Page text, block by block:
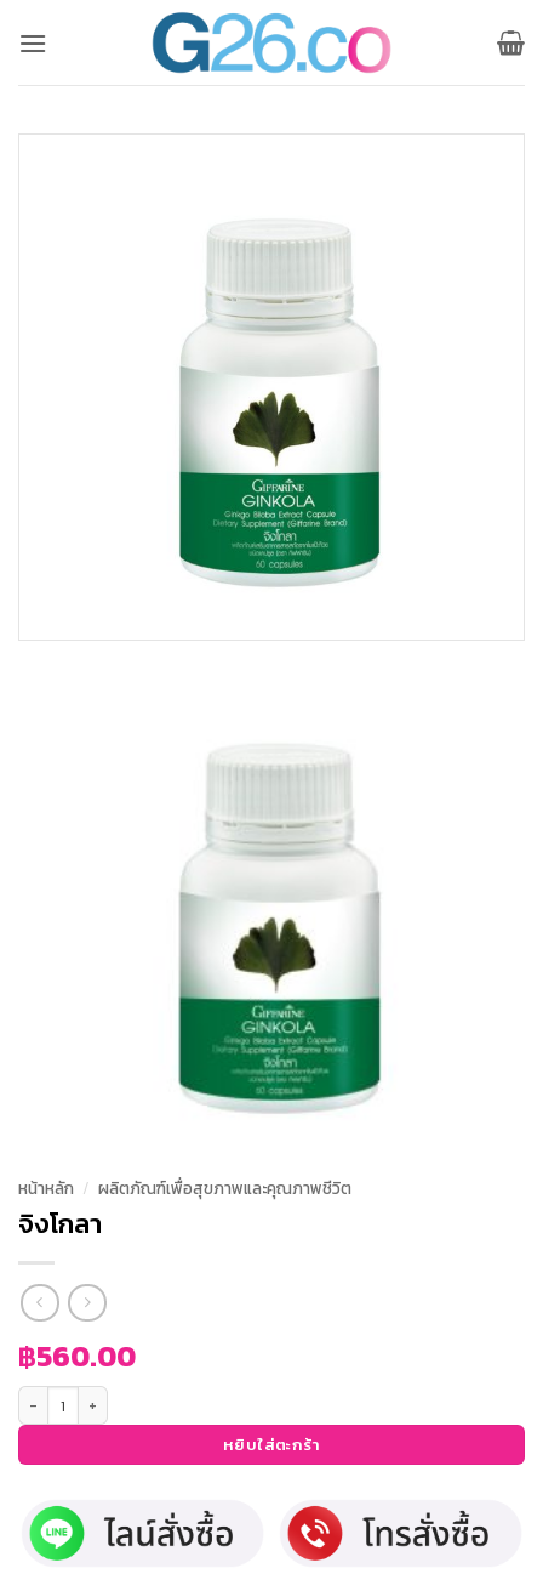
หน้าหลัก / ผลิตภัณฑ์เพื่อสุขภาพและคุณภาพชีวิต
จิงโกลา
฿560.00
จำนวน จิงโกลา ชิ้น
หยิบใส่ตะกร้า